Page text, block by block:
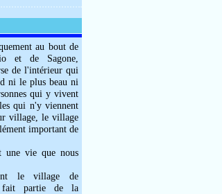
au bout de
et de Sagone,
de l'intérieur qui
ni le plus beau ni
qui y vivent
qui n'y viennent
village, le village
important de
une vie que nous
le village de
fait partie de la